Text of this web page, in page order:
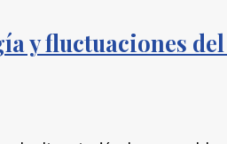
y fluctuaciones